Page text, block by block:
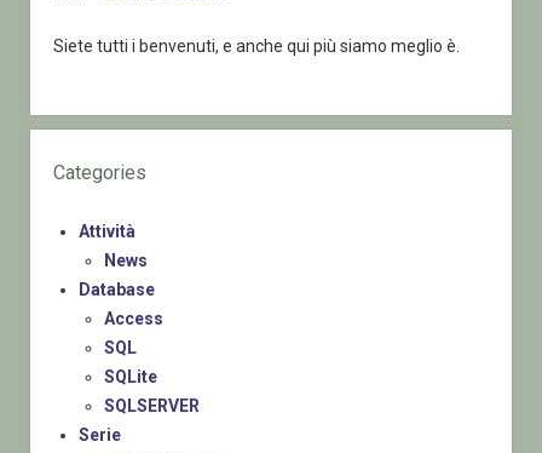
Siete tutti i benvenuti, e anche qui più siamo meglio è.
Categories
Attività
News
Database
Access
SQL
SQLite
SQLSERVER
Serie